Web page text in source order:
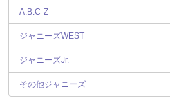
A.B.C-Z
ジャニーズWEST
ジャニーズJr.
その他ジャニーズ